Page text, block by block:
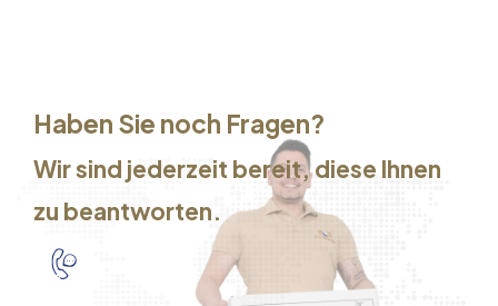
Haben Sie noch Fragen?
Wir sind jederzeit bereit, diese Ihnen
zu beantworten.